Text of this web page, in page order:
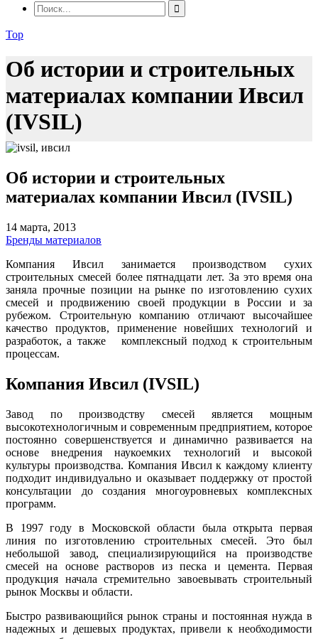
Top
Об истории и строительных
материалах компании Ивсил
(IVSIL)
Об истории и строительных
материалах компании Ивсил (IVSIL)
14 марта, 2013
Бренды материалов
Компания Ивсил занимается производством сухих
строительных смесей более пятнадцати лет. За это время она
заняла прочные позиции на рынке по изготовлению сухих
смесей и продвижению своей продукции в России и за
рубежом. Строительную компанию отличают высочайшее
качество продуктов, применение новейших технологий и
разработок, а также комплексный подход к строительным
процессам.
Компания Ивсил (IVSIL)
Завод по производству смесей является мощным
высокотехнологичным и современным предприятием, которое
постоянно совершенствуется и динамично развивается на
основе внедрения наукоемких технологий и высокой
культуры производства. Компания Ивсил к каждому клиенту
подходит индивидуально и оказывает поддержку от простой
консультации до создания многоуровневых комплексных
программ.
В 1997 году в Московской области была открыта первая
линия по изготовлению строительных смесей. Это был
небольшой завод, специализирующийся на производстве
смесей на основе растворов из песка и цемента. Первая
продукция начала стремительно завоевывать строительный
рынок Москвы и области.
Быстро развивающийся рынок страны и постоянная нужда в
надежных и дешевых продуктах, привели к необходимости